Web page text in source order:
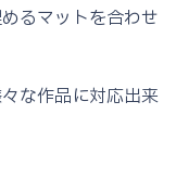
るマットを合わせ
な作品に対応出来